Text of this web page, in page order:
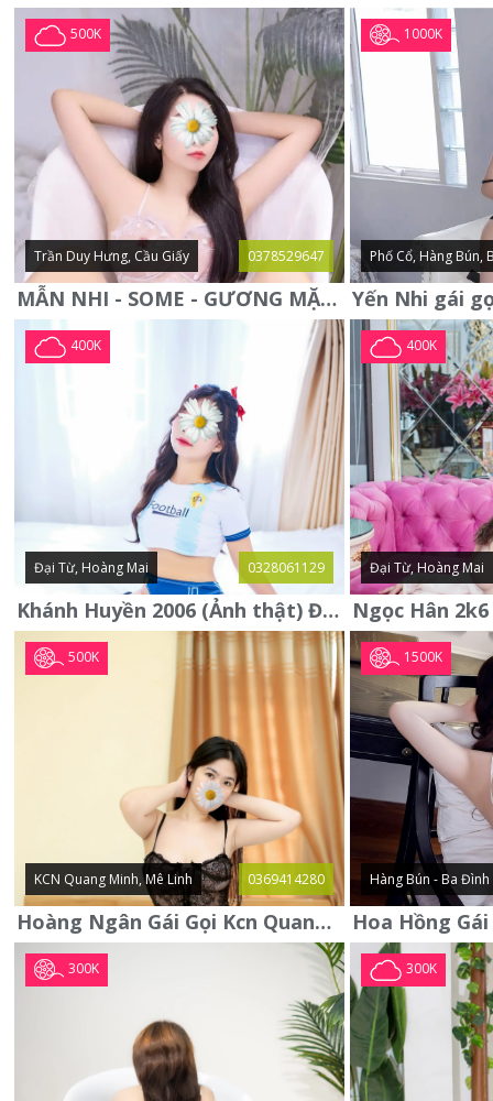
500K
Trần Duy Hưng, Cầu Giấy 0378529647
MẪN NHI - SOME - GƯƠNG MẶT XINH XẮN -CỰC CHIỀU KHÁCH
1000K
Phố Cổ, Hàng Bún,
400K
Đại Từ, Hoàng Mai 0328061129
Khánh Huyền 2006 (Ảnh thật) Đại từ - Hoàng Mai
400K
Đại Từ, Hoàng Mai
500K
KCN Quang Minh, Mê Linh 0369414280
Hoàng Ngân Gái Gọi Kcn Quang Minh - Mê Linh . Hàng Vip Lần Đầu
1500K
Hàng Bún - Ba Đình
300K 300K